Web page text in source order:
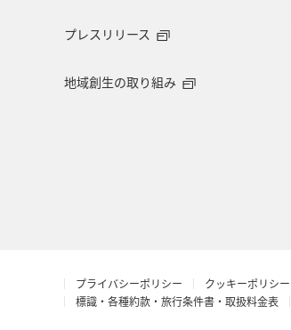
プレスリリース
地域創生の取り組み
プライバシーポリシー クッキーポリシー
標識・各種約款・旅行条件書・取扱料金表